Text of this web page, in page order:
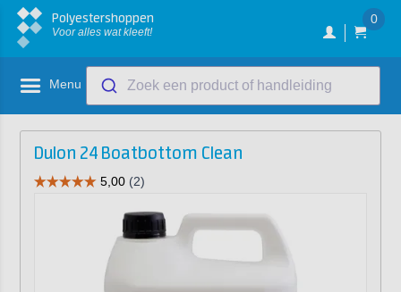
Polyestershoppen
Voor alles wat kleeft!
0
Menu Zoek een product of handleiding
Dulon 24 Boatbottom Clean